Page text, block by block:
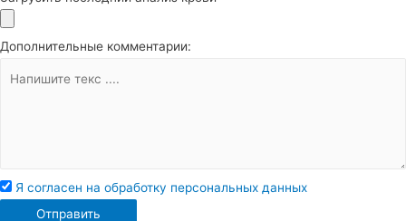
Дополнительные комментарии:
Я согласен на обработку персональных данных
Отправить